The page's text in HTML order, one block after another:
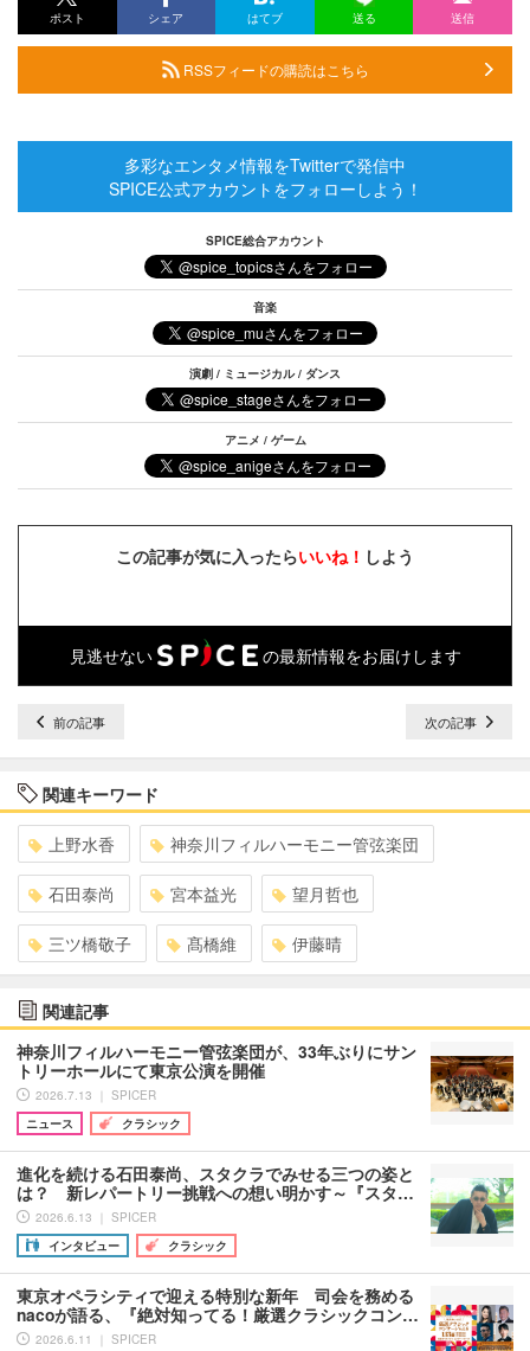
ポスト シェア はてブ 送る 送信
RSSフィードの購読はこちら
多彩なエンタメ情報をTwitterで発信中
SPICE公式アカウントをフォローしよう！
SPICE総合アカウント
音楽
演劇 / ミュージカル / ダンス
アニメ / ゲーム
この記事が気に入ったらいいね！ しよう
見逃せない の最新情報をお届けします
前の記事 次の記事
関連キーワード
上野水香 神奈川フィルハーモニー管弦楽団
石田泰尚 宮本益光 望月哲也
三ツ橋敬子 髙橋維 伊藤晴
関連記事
神奈川フィルハーモニー管弦楽団が、33年ぶりにサン
トリーホールにて東京公演を開催
2026.7.13 ｜ SPICER
ニュース
クラシック
進化を続ける石田泰尚、スタクラでみせる三つの姿と
は？ 新レパートリー挑戦への想い明かす～『スタ…
2026.6.13 ｜ SPICER
インタビュー
クラシック
東京オペラシティで迎える特別な新年 司会を務める
nacoが語る、『絶対知ってる！厳選クラシックコン…
2026.6.11 ｜ SPICER